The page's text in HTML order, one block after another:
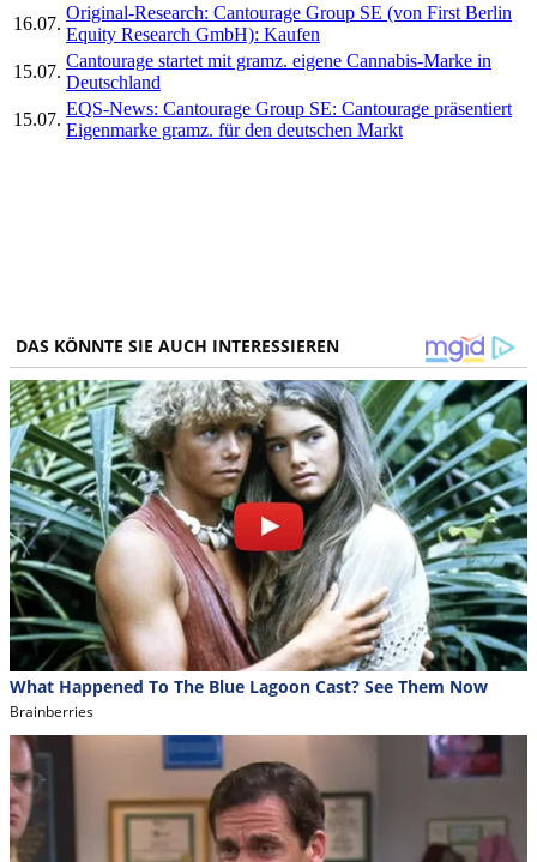
16.07.
Original-Research: Cantourage Group SE (von First Berlin
Equity Research GmbH): Kaufen
15.07.
Cantourage startet mit gramz. eigene Cannabis-Marke in
Deutschland
15.07.
EQS-News: Cantourage Group SE: Cantourage präsentiert
Eigenmarke gramz. für den deutschen Markt